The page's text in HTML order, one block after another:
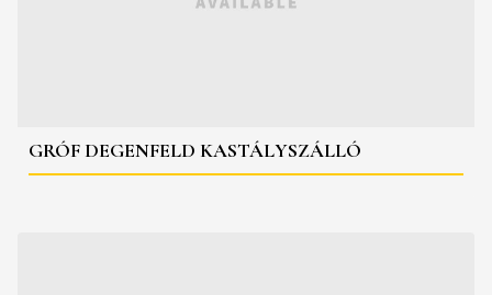
GRÓF DEGENFELD KASTÁLYSZÁLLÓ